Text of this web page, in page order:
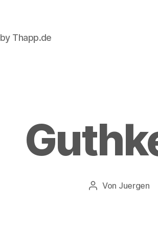
by Thapp.de
Beitragsautor
Von Juergen